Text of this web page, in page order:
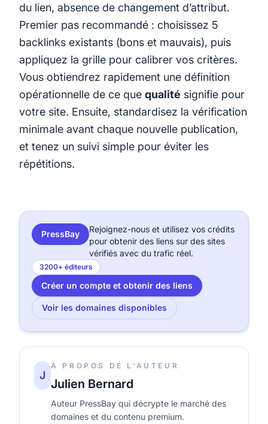
du lien, absence de changement d’attribut.
Premier pas recommandé : choisissez 5
backlinks existants (bons et mauvais), puis
appliquez la grille pour calibrer vos critères.
Vous obtiendrez rapidement une définition
opérationnelle de ce que qualité signifie pour
votre site. Ensuite, standardisez la vérification
minimale avant chaque nouvelle publication,
et tenez un suivi simple pour éviter les
répétitions.
PressBay
Rejoignez-nous et utilisez vos crédits
pour obtenir des liens sur des sites
vérifiés avec du trafic réel.
3200+ éditeurs
Créer un compte et obtenir des liens
Voir les domaines disponibles
J
À PROPOS DE L’AUTEUR
Julien Bernard
Auteur PressBay qui décrypte le marché des
domaines et du contenu premium.